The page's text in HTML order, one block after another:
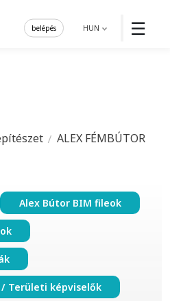
☰
HUN
belépés
ALEX FÉMBÚTOR
Alex Bútor BIM fileok
Területi képviselők